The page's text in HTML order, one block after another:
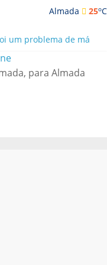
Almada 25oC
um problema de má
Casa Amarela
cultural entre
final de Agosto
para Almada